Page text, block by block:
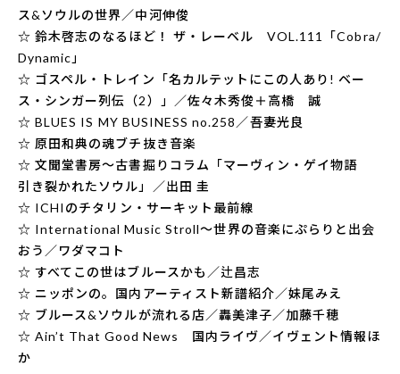
ス&ソウルの世界／中河伸俊
☆ 鈴木啓志のなるほど！ ザ・レーベル VOL.111「Cobra/
Dynamic」
☆ ゴスペル・トレイン「名カルテットにこの人あり! ベー
ス・シンガー列伝（2）」／佐々木秀俊＋高橋 誠
☆ BLUES IS MY BUSINESS no.258／吾妻光良
☆ 原田和典の魂ブチ抜き音楽
☆ 文聞堂書房〜古書掘りコラム「マーヴィン・ゲイ物語
引き裂かれたソウル」／出田 圭
☆ ICHIのチタリン・サーキット最前線
☆ International Music Stroll〜世界の音楽にぷらりと出会
おう／ワダマコト
☆ すべてこの世はブルースかも／辻昌志
☆ ニッポンの。国内アーティスト新譜紹介／妹尾みえ
☆ ブルース&ソウルが流れる店／轟美津子／加藤千穂
☆ Ain’t That Good News 国内ライヴ／イヴェント情報ほ
か